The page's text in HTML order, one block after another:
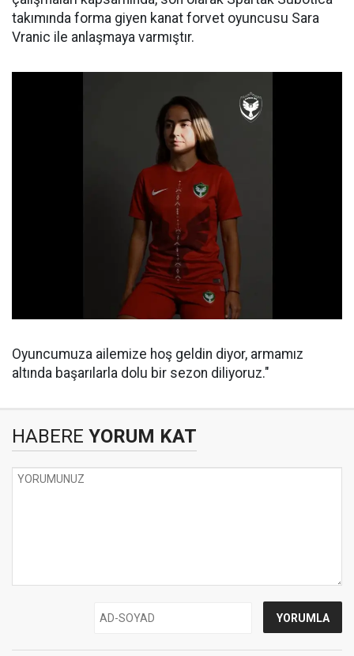
takımında forma giyen kanat forvet oyuncusu Sara
Vranic ile anlaşmaya varmıştır.
Oyuncumuza ailemize hoş geldin diyor, armamız
altında başarılarla dolu bir sezon diliyoruz."
HABERE YORUM KAT